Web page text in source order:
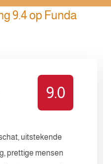
9.4 op Funda
9.0
uitstekende
prettige mensen